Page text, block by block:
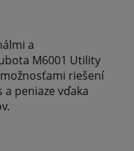
a
M6001 Utility
riešení
peniaze vďaka